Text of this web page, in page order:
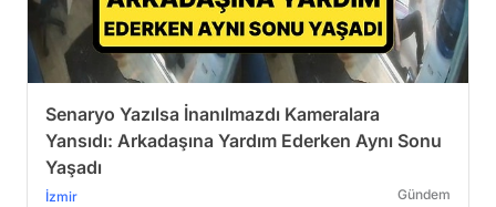
Senaryo Yazılsa İnanılmazdı Kameralara
Yansıdı: Arkadaşına Yardım Ederken Aynı Sonu
Yaşadı
İzmir Gündem